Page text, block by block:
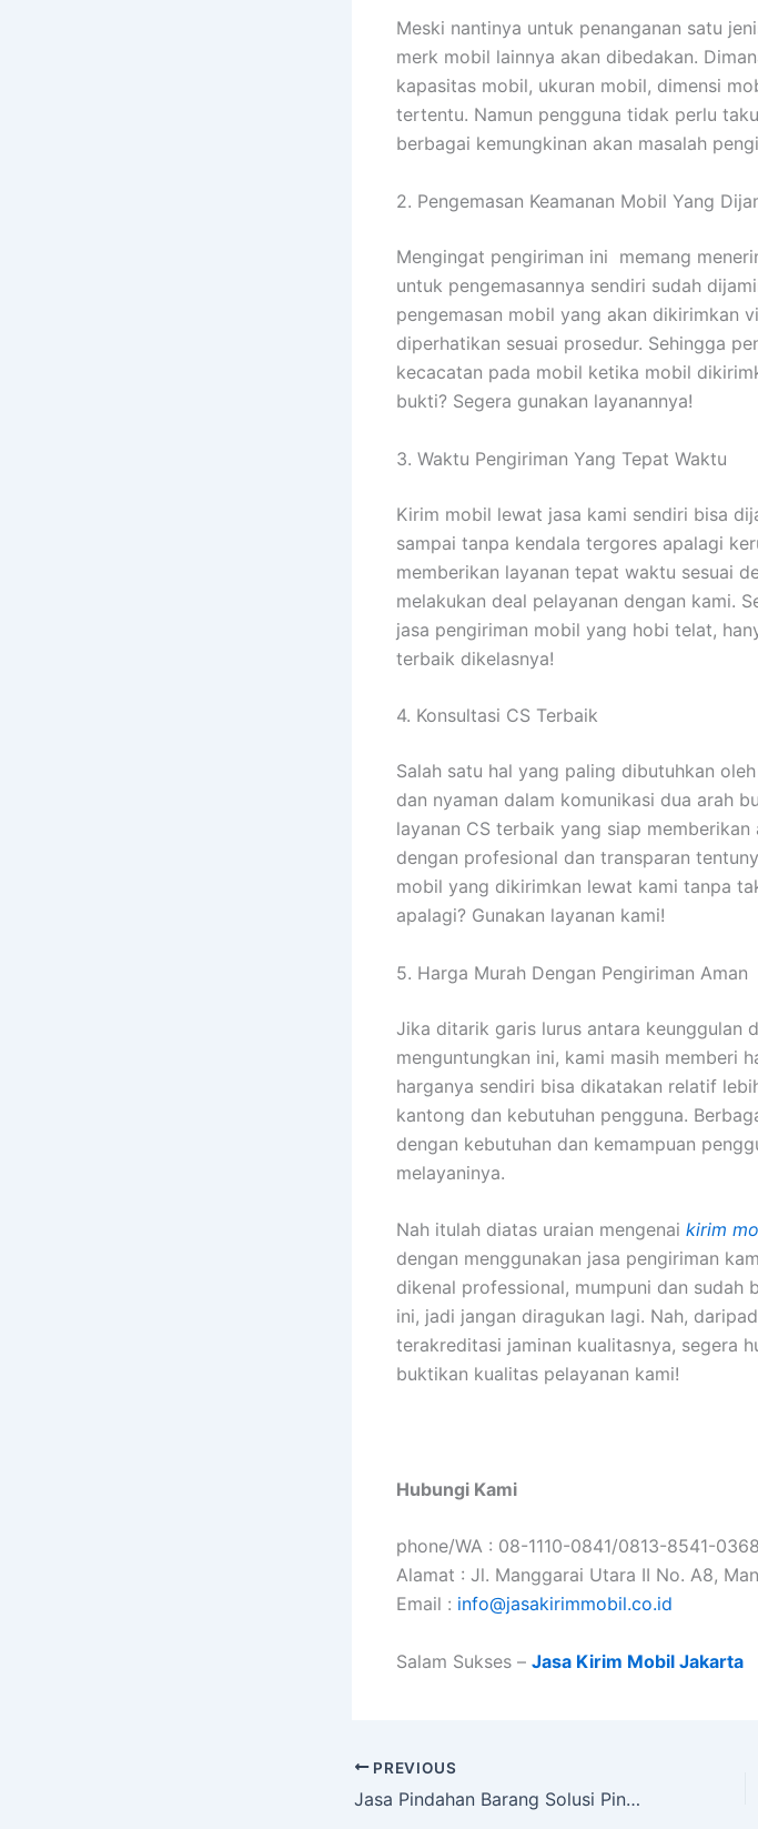
Meski nantinya untuk penanganan satu
merk mobil lainnya akan dibedakan.
kapasitas mobil, ukuran mobil, dimensi
tertentu. Namun pengguna tidak perlu
berbagai kemungkinan akan masalah
2. Pengemasan Keamanan Mobil Yang
Mengingat pengiriman ini memang
untuk pengemasannya sendiri sudah
pengemasan mobil yang akan dikirimkan
diperhatikan sesuai prosedur. Sehingga
kecacatan pada mobil ketika mobil
bukti? Segera gunakan layanannya!
3. Waktu Pengiriman Yang Tepat Waktu
Kirim mobil lewat jasa kami sendiri bisa
sampai tanpa kendala tergores apalagi
memberikan layanan tepat waktu sesuai
melakukan deal pelayanan dengan kami.
jasa pengiriman mobil yang hobi telat,
terbaik dikelasnya!
4. Konsultasi CS Terbaik
Salah satu hal yang paling dibutuhkan
dan nyaman dalam komunikasi dua arah
layanan CS terbaik yang siap
dengan profesional dan transparan
mobil yang dikirimkan lewat kami tanpa
apalagi? Gunakan layanan kami!
5. Harga Murah Dengan Pengiriman Aman
Jika ditarik garis lurus antara keunggulan
menguntungkan ini, kami masih memberi
harganya sendiri bisa dikatakan relatif
kantong dan kebutuhan pengguna.
dengan kebutuhan dan kemampuan
melayaninya.
Nah itulah diatas uraian mengenai kirim
dengan menggunakan jasa pengiriman
dikenal professional, mumpuni dan sudah
ini, jadi jangan diragukan lagi. Nah,
terakreditasi jaminan kualitasnya, segera
buktikan kualitas pelayanan kami!
Hubungi Kami
phone/WA : 08-1110-0841/0813-8541-0368
Alamat : Jl. Manggarai Utara II No. A8,
Email : info@jasakirimmobil.co.id
Salam Sukses – Jasa Kirim Mobil Jakarta
PREVIOUS
Jasa Pindahan Barang Solusi Pindahan Anda